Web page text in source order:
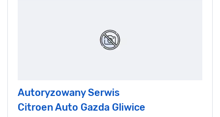
Autoryzowany Serwis
Citroen Auto Gazda Gliwice